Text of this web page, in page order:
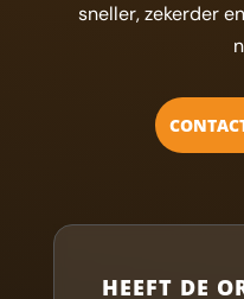
sneller, zekerder
HEEFT DE